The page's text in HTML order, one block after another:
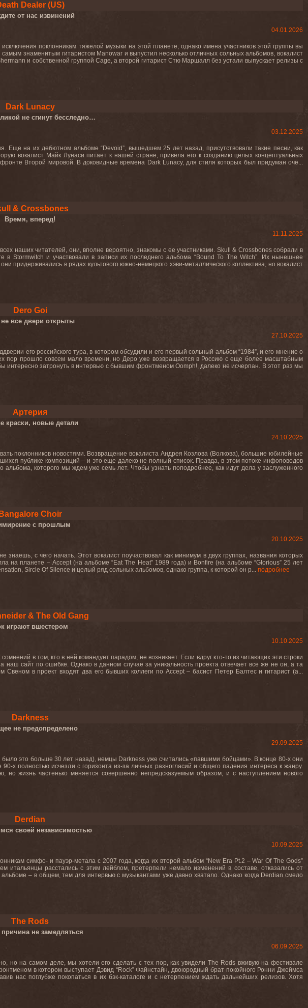
Dealer (US)
от нас извинений
04.01.2026
поклонникам тяжелой музыки на этой планете, однако имена участников этой группы вы
знаменитым гитаристом Manowar и выпустил несколько отличных сольных альбомов, вокалист
и собственной группой Cage, а второй гитарист Стю Маршалл без устали выпускает релизы с
Dark Lunacy
не сгинут бесследно…
03.12.2025
Еще на их дебютном альбоме “Devoid”, вышедшем 25 лет назад, присутствовали такие песни, как
вокалист Майк Лунаси питает к нашей стране, привела его к созданию целых концептуальных
Второй мировой. В доковидные времена Dark Lunacy, для стиля которых был придуман оче...
& Crossbones
Время, вперед!
11.11.2025
наших читателей, они, вполне вероятно, знакомы с ее участниками. Skull & Crossbones собрали в
в Stormwitch и участвовали в записи их последнего альбома “Bound To The Witch”. Их нынешнее
придерживались в рядах культового южно-немецкого хэви-металлического коллектива, но вокалист
Dero Goi
все двери открыты
27.10.2025
его российского тура, в котором обсудили и его первый сольный альбом “1984”, и его мнение о
пор прошло совсем мало времени, но Деро уже возвращается в Россию с еще более масштабным
затронуть в интервью с бывшим фронтменом Oomph!, далеко не исчерпан. В этот раз мы
Артерия
краски, новые детали
24.10.2025
поклонников новостями. Возвращение вокалиста Андрея Козлова (Волкова), большие юбилейные
публике композиций – и это еще далеко не полный список. Правда, в этом потоке инфоповодов
альбома, которого мы ждем уже семь лет. Чтобы узнать поподробнее, как идут дела у заслуженного
Bangalore Choir
с прошлым
20.10.2025
с чего начать. Этот вокалист поучаствовал как минимум в двух группах, названия которых
на планете – Accept (на альбоме “Eat The Heat” 1989 года) и Bonfire (на альбоме “Glorious” 25 лет
Sircle Of Silence и целый ряд сольных альбомов, однако группа, к которой он р... подробнее
& The Old Gang
играют вшестером
10.10.2025
в том, кто в ней командует парадом, не возникает. Если вдруг кто-то из читающих эти строки
сайт по ошибке. Однако в данном случае за уникальность проекта отвечает все же не он, а та
в проект входят два его бывших коллеги по Accept – басист Петер Балтес и гитарист (а...
Darkness
не предопределено
29.09.2025
было это больше 30 лет назад), немцы Darkness уже считались «павшими бойцами». В конце 80-х они
х полностью исчезли с горизонта из-за личных разногласий и общего падения интереса к жанру.
жизнь частенько меняется совершенно непредсказуемым образом, и с наступлением нового
Derdian
своей независимостью
10.09.2025
симфо- и пауэр-метала с 2007 года, когда их второй альбом “New Era Pt.2 – War Of The Gods”
расстались с этим лейблом, претерпели немало изменений в составе, отказались от
– в общем, тем для интервью с музыкантами уже давно хватало. Однако когда Derdian смело
The Rods
причина не замедляться
06.09.2025
но на самом деле, мы хотели его сделать с тех пор, как увидели The Rods вживую на фестивале
в котором выступает Дэвид “Rock” Файнстайн, двоюродный брат покойного Ронни Джеймса
нас поглубже покопаться в их бэк-каталоге и с нетерпением ждать дальнейших релизов. Хотя